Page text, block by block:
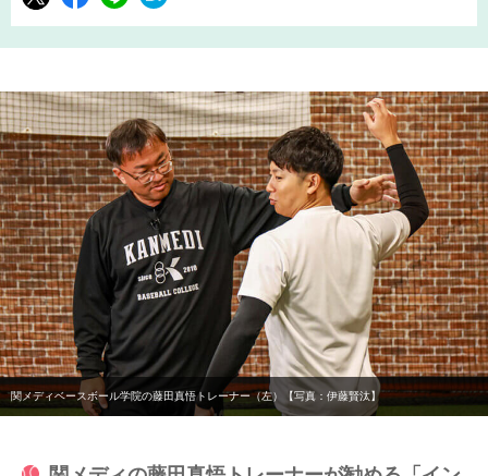
関メディベースボール学院の藤田真悟トレーナー（左）【写真：伊藤賢汰】